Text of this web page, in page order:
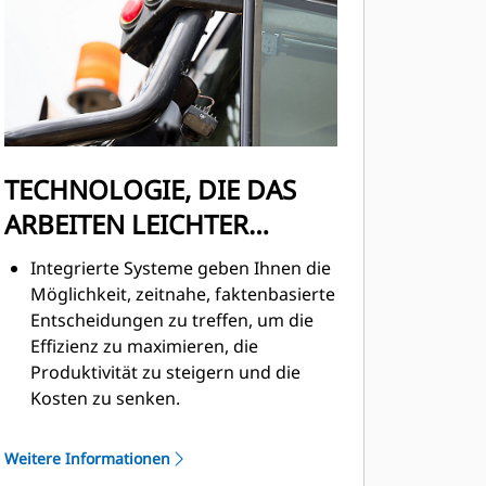
Kipp-/Getriebehebel werden
zahlreiche Steuerungen am
Bedienhebel angeordnet (inklusive
der Feststellbremse), was den
Bedienaufwand um bis zu 50 %
verringert.
Steuergeräte, wenn das Fahrzeug
entsperrt oder die Fahrerkabinen-
Das Abgasrohr in flacher Bauweise
reduziert die Gesamthöhe, sodass es
für den Transport des Fahrzeugs
nicht mehr abgebaut werden muss.
TECHNOLOGIE, DIE DAS
ARBEITEN LEICHTER
MACHT
Integrierte Systeme geben Ihnen die
Möglichkeit, zeitnahe, faktenbasierte
Entscheidungen zu treffen, um die
Effizienz zu maximieren, die
Produktivität zu steigern und die
Kosten zu senken.
sich kabellos mit jeder Maschine und
Weitere Informationen